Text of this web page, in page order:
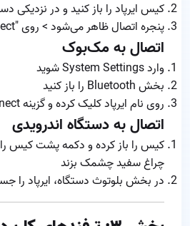
کیس ایرپاد را باز کنید و در نزدیکی
پنجره اتصال ظاهر می‌شود > روی "Connect" بزنید
اتصال به مک‌بوک
وارد System Settings شوید
بخش Bluetooth را باز کنید
روی نام ایرپاد کلیک کرده و گزینه Connect را بزنید
اتصال به دستگاه اندرویدی
کیس را باز کرده و دکمه پشت کیس
چراغ سفید چشمک بزند
در بخش بلوتوث دستگاه، ایرپاد را